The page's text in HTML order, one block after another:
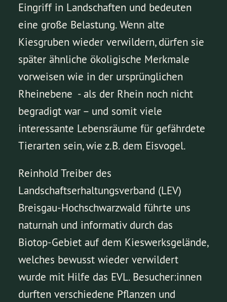
Eingriff in Landschaften und bedeuten
eine große Belastung. Wenn alte
Kiesgruben wieder verwildern, dürfen sie
später ähnliche ökoligische Merkmale
vorweisen wie in der ursprünglichen
Rheinebene - als der Rhein noch nicht
begradigt war – und somit viele
interessante Lebensräume für gefährdete
Tierarten sein, wie z.B. dem Eisvogel.
Reinhold Treiber des
Landschaftserhaltungsverband (LEV)
Breisgau-Hochschwarzwald führte uns
naturnah und informativ durch das
Biotop-Gebiet auf dem Kieswerksgelände,
welches bewusst wieder verwildert
wurde mit Hilfe das EVL. Besucher:innen
durften verschiedene Pflanzen und